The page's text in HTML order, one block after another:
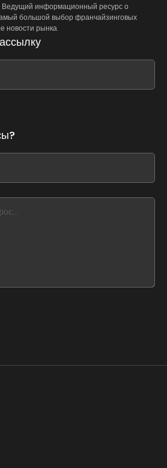
Ведущий информационный ресурс о
большой выбор франчайзинговых
новости рынка.